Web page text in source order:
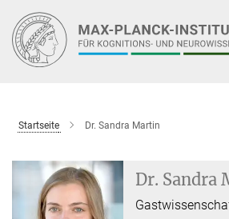
Hauptinhalt
Startseite Dr. Sandra Martin
Dr. Sandra